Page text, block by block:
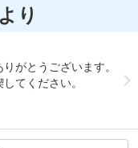
り
がとうございます。
てください。